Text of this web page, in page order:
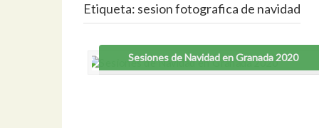
Etiqueta: sesion fotografica de navidad
Sesiones de Navidad en Granada 2020